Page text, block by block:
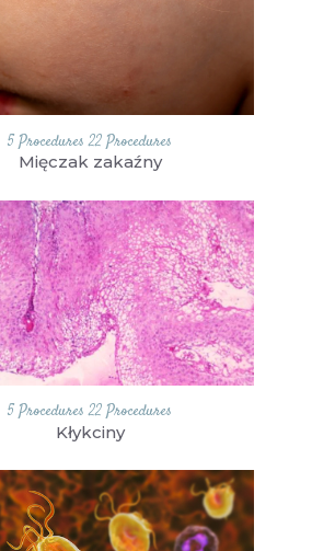
5 Procedures 22 Procedures
Mięczak zakaźny
5 Procedures 22 Procedures
Kłykciny